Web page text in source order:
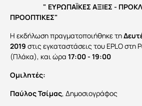
" ΕΥΡΩΠΑΪΚΕΣ ΑΞΙΕΣ -
ΠΡΟΟΠΤΙΚΕΣ"
Η εκδήλωση πραγματοποιήθηκε τη
2019 στις εγκαταστάσεις του EPLO στη
(Πλάκα), και ώρα 17:00 - 19:00
Ομιλητές:
Παύλος Τσίμας, Δημοσιογράφος